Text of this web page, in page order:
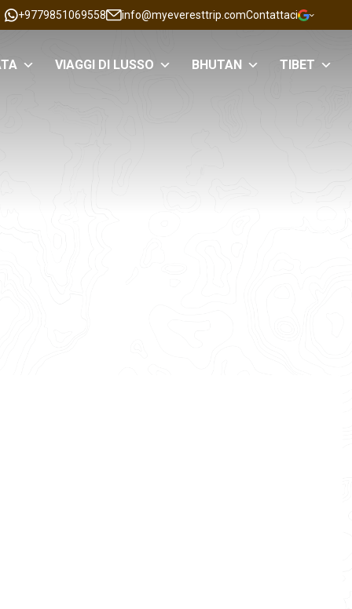
+9779851069558 info@myeveresttrip.comContattaci
VIAGGI DI LUSSO BHUTAN TIBET